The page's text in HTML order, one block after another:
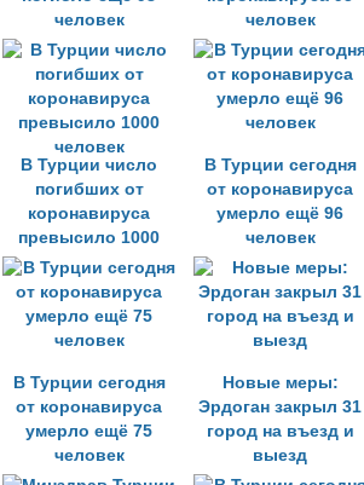
человек
человек
В Турции число
погибших от
коронавируса
превысило 1000
человек
В Турции сегодня
от коронавируса
умерло ещё 96
человек
В Турции сегодня
от коронавируса
умерло ещё 75
человек
Новые меры:
Эрдоган закрыл 31
город на въезд и
выезд